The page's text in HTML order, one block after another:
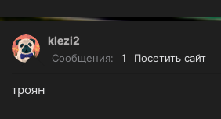
а
к
ц
и
:
klezi2
Сообщения 1 Посетить сайт
троян